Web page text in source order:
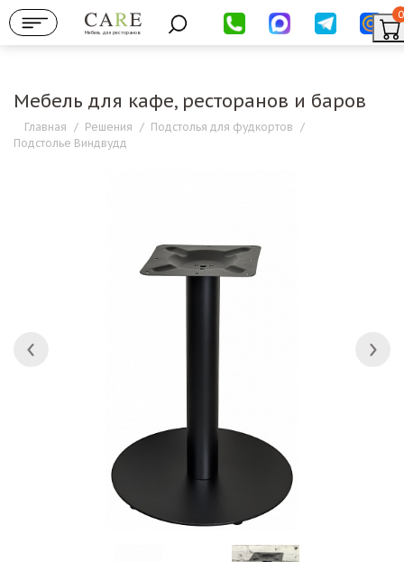
Мебель для ресторанов
0
Мебель для кафе, ресторанов и баров
Главная / Решения / Подстолья для фудкортов /
Подстолье Виндвудд